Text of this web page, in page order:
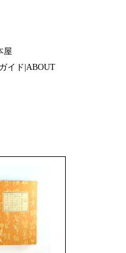
屋
イド|ABOUT